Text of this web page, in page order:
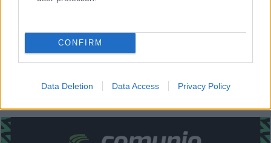
CONFIRM
Data Deletion Data Access Privacy Policy
¿Aún no juegas a Comunio? Regístrate, ¡gratis!